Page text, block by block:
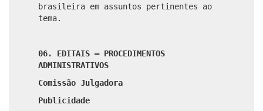
brasileira em assuntos pertinentes ao
tema.
06. EDITAIS – PROCEDIMENTOS
ADMINISTRATIVOS
Comissão Julgadora
Publicidade